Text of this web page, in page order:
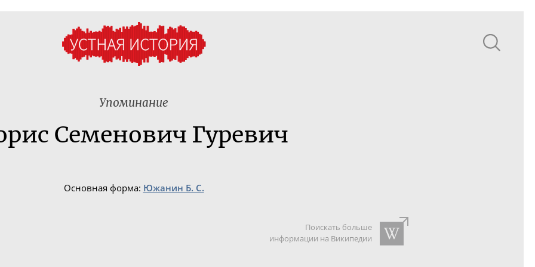
Упоминание
Семенович Гуревич
Основная форма: Южанин Б. С.
Поискать больше
информации на Википедии